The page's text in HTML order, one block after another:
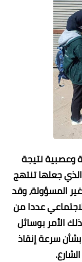
وعصبية نتيجة
جعلها تنتهج
المسؤولة، وقد
عددا من
الأمر بوسائل
سرعة إنقاذ